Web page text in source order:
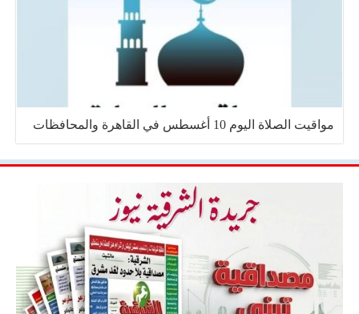
مواقيت الصلاة اليوم 10 أغسطس في القاهرة والمحافظات